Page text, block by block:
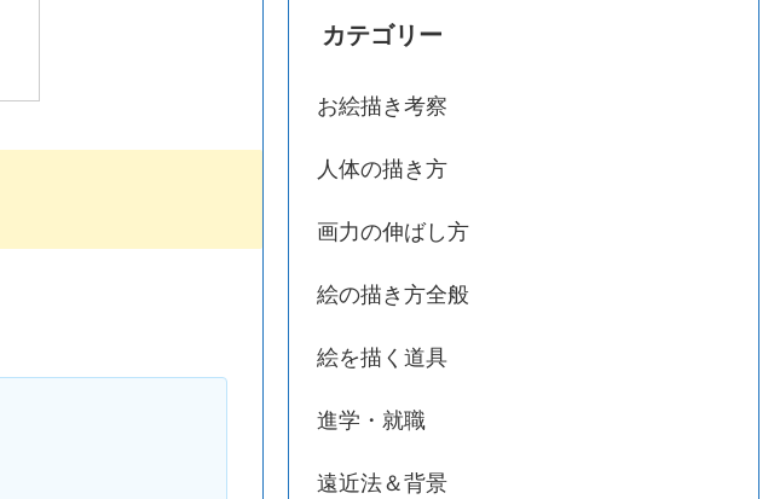
カテゴリー
お絵描き考察
人体の描き方
画力の伸ばし方
絵の描き方全般
絵を描く道具
進学・就職
遠近法＆背景